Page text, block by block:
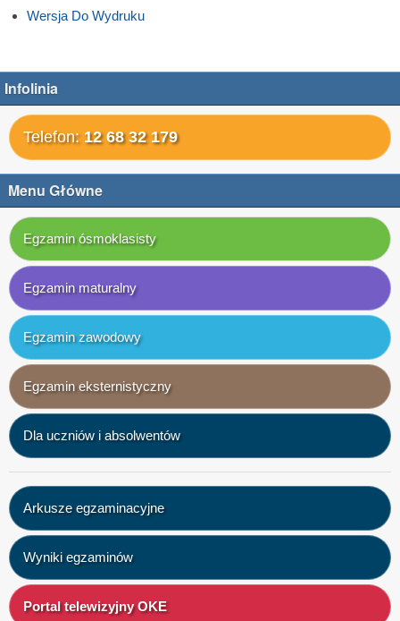
Wersja Do Wydruku
Infolinia
Telefon: 12 68 32 179
Menu Główne
Egzamin ósmoklasisty
Egzamin maturalny
Egzamin zawodowy
Egzamin eksternistyczny
Dla uczniów i absolwentów
Arkusze egzaminacyjne
Wyniki egzaminów
Portal telewizyjny OKE